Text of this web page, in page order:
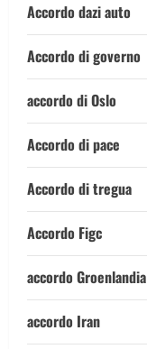
Accordo dazi auto
Accordo di governo
accordo di Oslo
Accordo di pace
Accordo di tregua
Accordo Figc
accordo Groenlandia
accordo Iran